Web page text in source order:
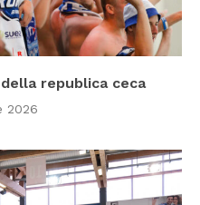
republica ceca
2026